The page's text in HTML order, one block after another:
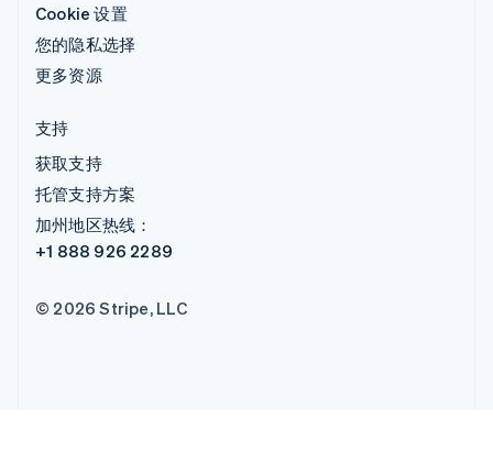
Cookie 设置
您的隐私选择
更多资源
支持
获取支持
托管支持方案
加州地区热线：
+1 888 926 2289
© 2026 Stripe, LLC